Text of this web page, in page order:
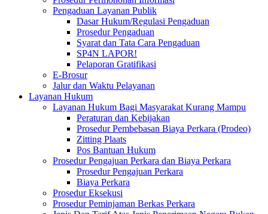
Pengaduan Layanan Publik
Dasar Hukum/Regulasi Pengaduan
Prosedur Pengaduan
Syarat dan Tata Cara Pengaduan
SP4N LAPOR!
Pelaporan Gratifikasi
E-Brosur
Jalur dan Waktu Pelayanan
Layanan Hukum
Layanan Hukum Bagi Masyarakat Kurang Mampu
Peraturan dan Kebijakan
Prosedur Pembebasan Biaya Perkara (Prodeo)
Zitting Plaats
Pos Bantuan Hukum
Prosedur Pengajuan Perkara dan Biaya Perkara
Prosedur Pengajuan Perkara
Biaya Perkara
Prosedur Eksekusi
Prosedur Peminjaman Berkas Perkara